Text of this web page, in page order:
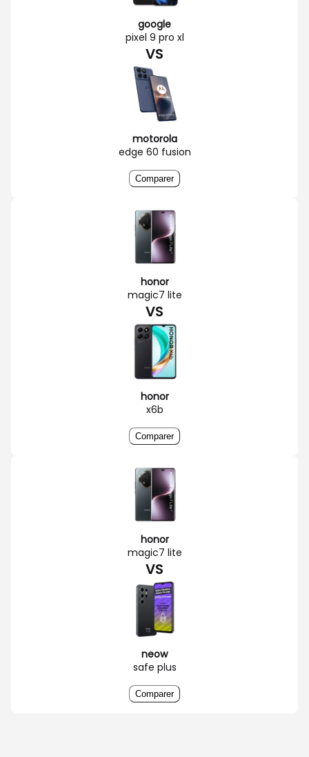
google
pixel 9 pro xl
VS
motorola
edge 60 fusion
Comparer
honor
magic7 lite
VS
honor
x6b
Comparer
honor
magic7 lite
VS
neow
safe plus
Comparer